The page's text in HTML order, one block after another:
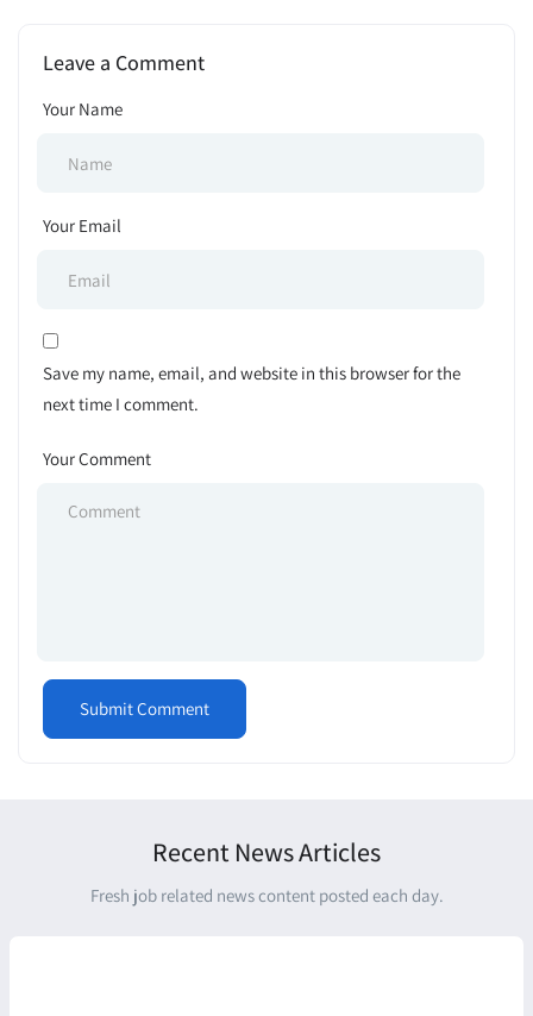
Leave a Comment
Your Name
Your Email
Save my name, email, and website in this browser for the
next time I comment.
Your Comment
Recent News Articles
Fresh job related news content posted each day.